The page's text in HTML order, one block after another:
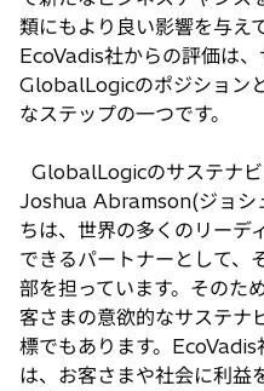
類にもより良い影響を与え
EcoVadis社からの評価は
GlobalLogicのポジション
なステップの一つです。
GlobalLogicのサステナビ
Joshua Abramson(ジョシ
ちは、世界の多くのリーデ
できるパートナーとして、
部を担っています。そのた
客さまの意欲的なサステナ
標でもあります。
は、お客さまや社会に利益